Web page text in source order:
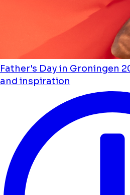
Father's Day in Groningen
and inspiration